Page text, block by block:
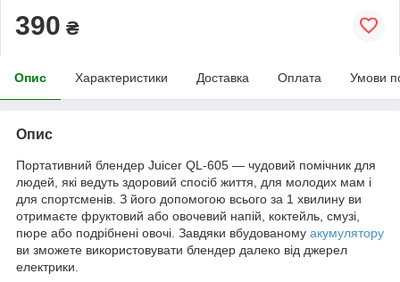
390 ₴
Опис Характеристики Доставка Оплата Умови
Опис
Портативний блендер Juicer QL-605 — чудовий помічник для
людей, які ведуть здоровий спосіб життя, для молодих мам і
для спортсменів. З його допомогою всього за 1 хвилину ви
отримаєте фруктовий або овочевий напій, коктейль, смузі,
пюре або подрібнені овочі. Завдяки вбудованому акумулятору
ви зможете використовувати блендер далеко від джерел
електрики.